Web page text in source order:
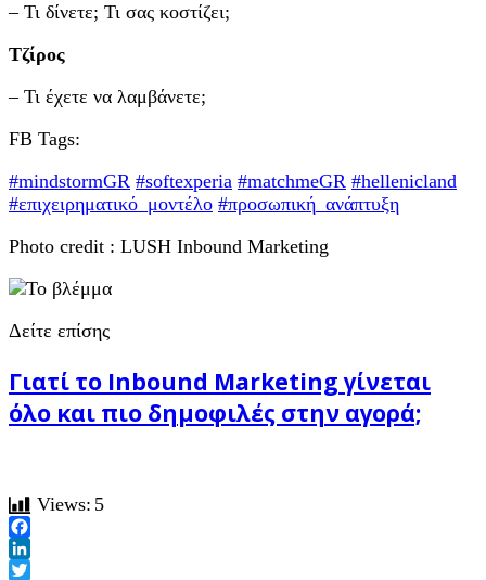
– Τι δίνετε; Τι σας κοστίζει;
Τζίρος
– Τι έχετε να λαμβάνετε;
FB Tags:
#mindstormGR #softexperia #matchmeGR #hellenicland
#επιχειρηματικό_μοντέλο #προσωπική_ανάπτυξη
Photo credit : LUSH Inbound Marketing
Δείτε επίσης
Γιατί το Inbound Marketing γίνεται
όλο και πιο δημοφιλές στην αγορά;
Views: 5
Facebook
LinkedIn